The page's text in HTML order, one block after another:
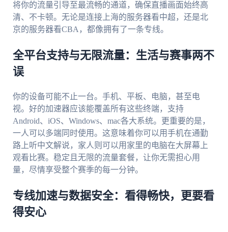
将你的流量引导至最流畅的通道，确保直播画面始终高
清、不卡顿。无论是连接上海的服务器看中超，还是北
京的服务器看CBA，都像拥有了一条专线。
全平台支持与无限流量：生活与赛事两不
误
你的设备可能不止一台。手机、平板、电脑，甚至电
视。好的加速器应该能覆盖所有这些终端，支持
Android、iOS、Windows、mac各大系统。更重要的是，
一人可以多端同时使用。这意味着你可以用手机在通勤
路上听中文解说，家人则可以用家里的电脑在大屏幕上
观看比赛。稳定且无限的流量套餐，让你无需担心用
量，尽情享受整个赛季的每一分钟。
专线加速与数据安全：看得畅快，更要看
得安心